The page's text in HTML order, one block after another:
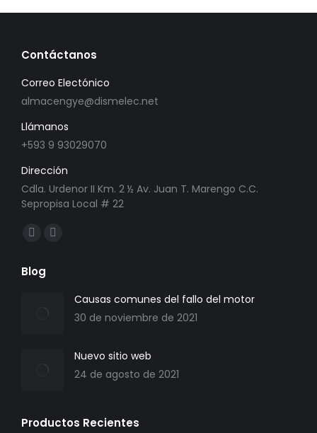
Contáctanos
Correo Electónico
almacengye@dismelec.net
Llámanos
+593 9 93029070
Dirección
Cdla. Urdenor II Km. 2 ½ Av. Juan T. Marengo C.C.
Sepropisa Local # 22
Find us on:
Facebook
opens
new
Mail
Blog
Causas comunes del fallo del motor
30 de noviembre de 2021
Nuevo sitio web
24 de agosto de 2021
Productos Recientes